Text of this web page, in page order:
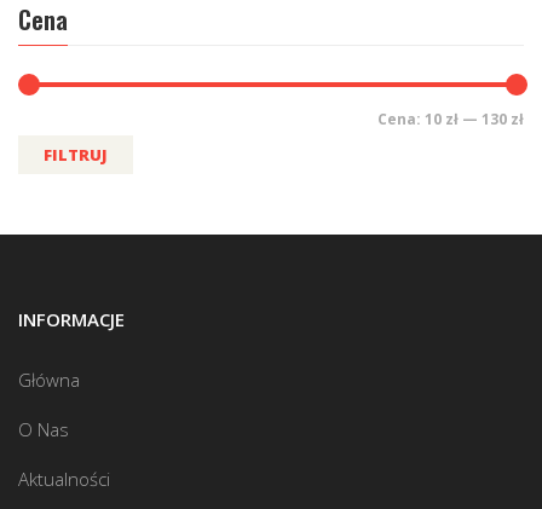
Cena
FILTRUJ
Cena: 10 zł — 130 zł
INFORMACJE
Główna
O Nas
Aktualności